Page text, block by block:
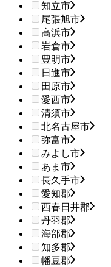
知立市
尾張旭市
高浜市
岩倉市
豊明市
日進市
田原市
愛西市
清須市
北名古屋市
弥富市
みよし市
あま市
長久手市
愛知郡
西春日井郡
丹羽郡
海部郡
知多郡
幡豆郡